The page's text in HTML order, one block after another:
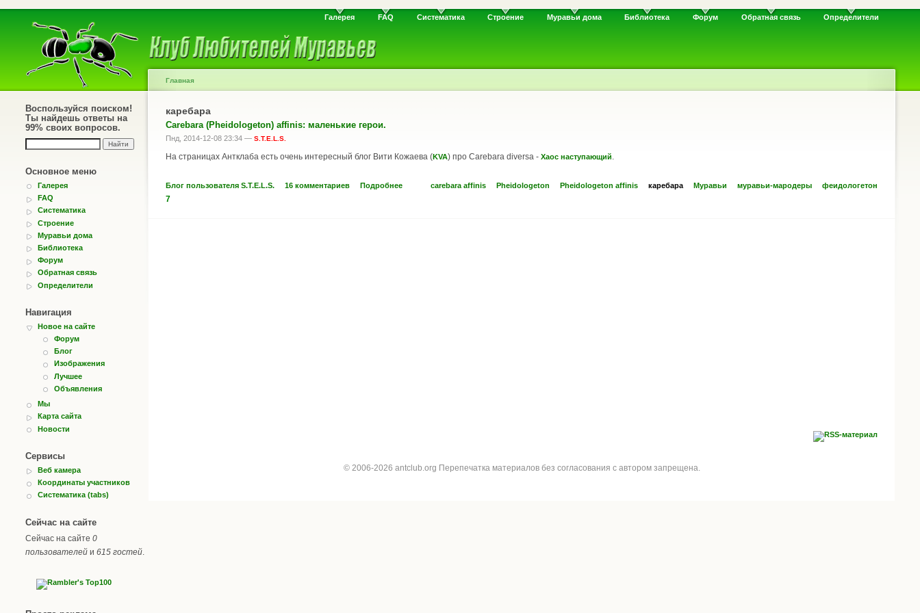
Галерея FAQ Систематика Строение Муравьи дома Библиотека Форум Обратная связь Определители
Воспользуйся поиском!
Ты найдешь ответы на
99% своих вопросов.
Основное меню
Галерея
FAQ
Систематика
Строение
Муравьи дома
Библиотека
Форум
Обратная связь
Определители
Навигация
Новое на сайте
Форум
Блог
Изображения
Лучшее
Объявления
Мы
Карта сайта
Новости
Сервисы
Веб камера
Координаты участников
Систематика (tabs)
Сейчас на сайте
Сейчас на сайте 0
пользователей и 615 гостей
Главная
каребара
Carebara (Pheidologeton) affinis: маленькие герои.
Пнд, 2014-12-08 23:34 — S.T.E.L.S.
На страницах Антклаба есть очень интересный блог Вити Кожаева (KVA) про Carebara diversa - Хаос наступающий.
carebara affinis Pheidologeton Pheidologeton affinis каребара Муравьи муравьи-мародеры феидологетон
Блог пользователя S.T.E.L.S. 16 комментариев Подробнее
7
© 2006-2026 antclub.org Перепечатка материалов без согласования с автором запрещена.